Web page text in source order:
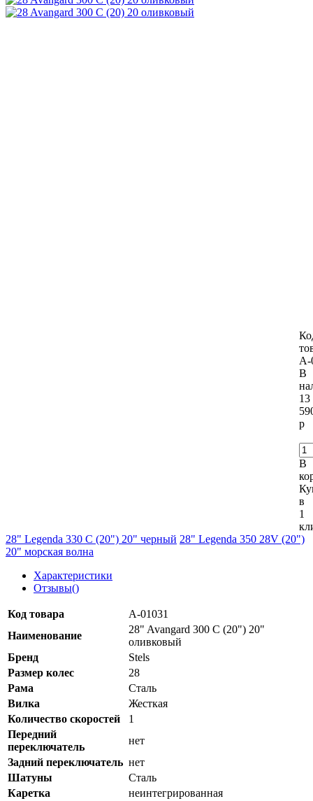
А-
В
13
р
В
в
1
28" Legenda 330 C (20") 20" черный 28" Legenda 350 28V (20")
20" морская волна
Характеристики
Отзывы()
Код товара
А-01031
Наименование
28" Avangard 300 C (20") 20"
оливковый
Бренд
Stels
Размер колеc
28
Рама
Сталь
Вилка
Жесткая
Количество скоростей
1
Передний
переключатель
нет
Задний переключатель нет
Шатуны
Сталь
Каретка
неинтегрированная